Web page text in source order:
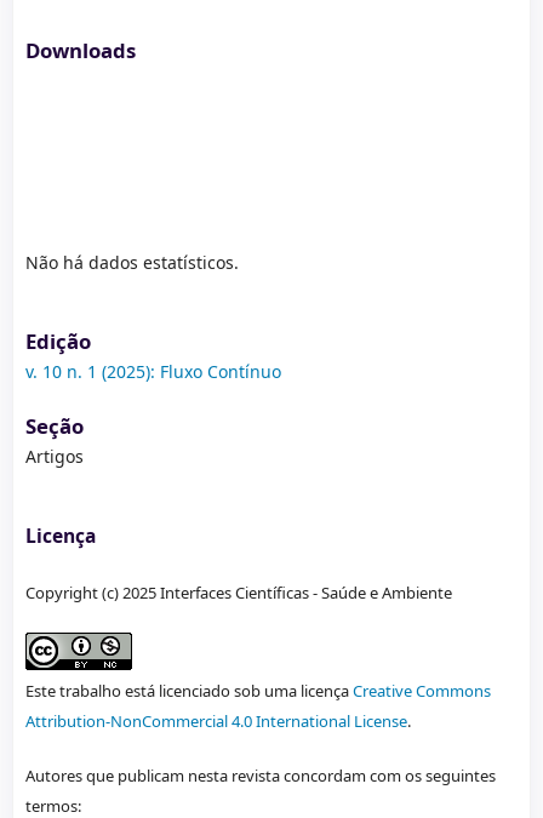
Downloads
Não há dados estatísticos.
Edição
v. 10 n. 1 (2025): Fluxo Contínuo
Seção
Artigos
Licença
Copyright (c) 2025 Interfaces Científicas - Saúde e Ambiente
Este trabalho está licenciado sob uma licençaCreative Commons
Attribution-NonCommercial 4.0 International License.
Autores que publicam nesta revista concordam com os seguintes
termos: